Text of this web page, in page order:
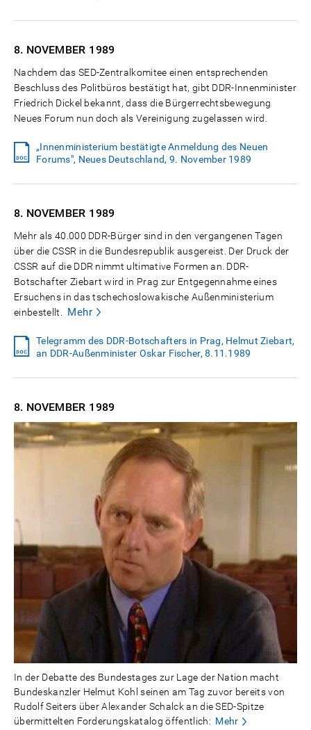
8. NOVEMBER 1989
Nachdem das SED-Zentralkomitee einen entsprechenden
Beschluss des Politbüros bestätigt hat, gibt DDR-Innenminister
Friedrich Dickel bekannt, dass die Bürgerrechtsbewegung
Neues Forum nun doch als Vereinigung zugelassen wird.
„Innenministerium bestätigte Anmeldung des Neuen
Forums", Neues Deutschland, 9. November 1989
8. NOVEMBER 1989
Mehr als 40.000 DDR-Bürger sind in den vergangenen Tagen
über die CSSR in die Bundesrepublik ausgereist. Der Druck der
CSSR auf die DDR nimmt ultimative Formen an. DDR-
Botschafter Ziebart wird in Prag zur Entgegennahme eines
Ersuchens in das tschechoslowakische Außenministerium
einbestellt.
Mehr
Telegramm des DDR-Botschafters in Prag, Helmut Ziebart,
an DDR-Außenminister Oskar Fischer, 8.11.1989
8. NOVEMBER 1989
In der Debatte des Bundestages zur Lage der Nation macht
Bundeskanzler Helmut Kohl seinen am Tag zuvor bereits von
Rudolf Seiters über Alexander Schalck an die SED-Spitze
übermittelten Forderungskatalog öffentlich: Mehr